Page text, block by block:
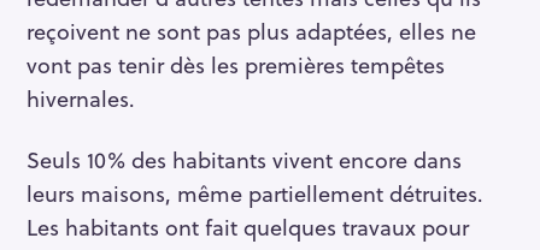
reçoivent ne sont pas plus adaptées, elles ne
vont pas tenir dès les premières tempêtes
hivernales.
Seuls 10% des habitants vivent encore dans
leurs maisons, même partiellement détruites.
Les habitants ont fait quelques travaux pour